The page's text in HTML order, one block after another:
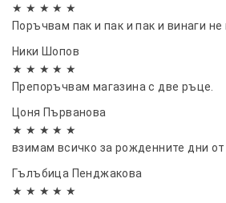
ВИЖ МОДЕЛА ЗА СТЕНЕН
ПРИСЪЕДИНИТЕЛНА ТРЪБА:
★ ★ ★ ★ ★
Поръчвам пак и пак и пак и винаги не
Ники Шопов
★ ★ ★ ★ ★
Препоръчвам магазина с две ръце.
Цоня Първанова
★ ★ ★ ★ ★
взимам всичко за рожденните дни
Гълъбица Пенджакова
★ ★ ★ ★ ★